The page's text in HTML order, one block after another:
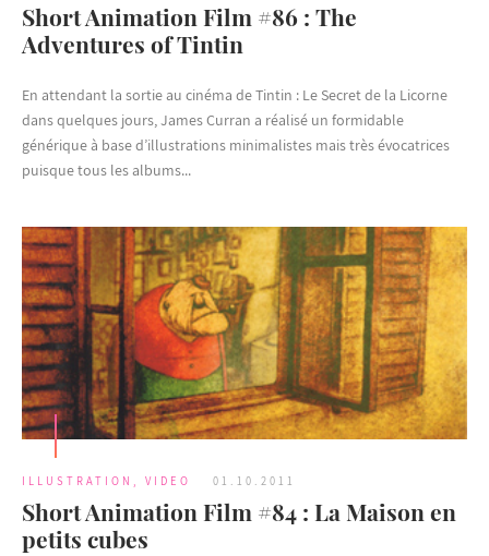
Short Animation Film #86 : The
Adventures of Tintin
En attendant la sortie au cinéma de Tintin : Le Secret de la Licorne
dans quelques jours, James Curran a réalisé un formidable
générique à base d’illustrations minimalistes mais très évocatrices
puisque tous les albums...
ILLUSTRATION , VIDEO 01.10.2011
Short Animation Film #84 : La Maison en
petits cubes